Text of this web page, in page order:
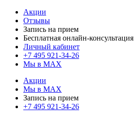
Акции
Отзывы
Запись на прием
Бесплатная онлайн-консультация
Личный кабинет
+7 495 921-34-26
Мы в MAX
Акции
Мы в MAX
Запись на прием
+7 495 921-34-26